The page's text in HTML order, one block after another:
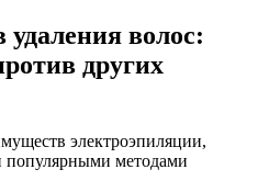
удаления волос:
других
электроэпиляции,
популярными методами